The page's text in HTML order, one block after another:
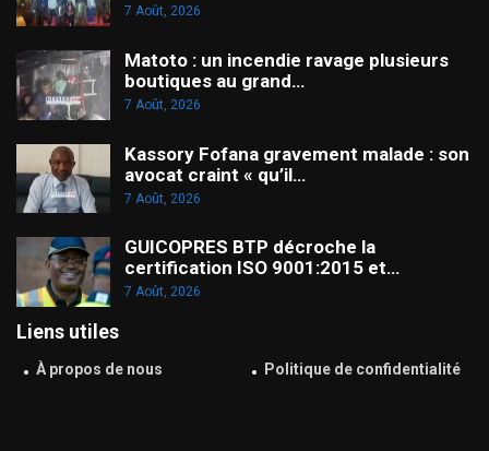
7 Août, 2026
Matoto : un incendie ravage plusieurs
boutiques au grand…
7 Août, 2026
Kassory Fofana gravement malade : son
avocat craint « qu’il…
7 Août, 2026
GUICOPRES BTP décroche la
certification ISO 9001:2015 et…
7 Août, 2026
Liens utiles
À propos de nous Politique de confidentialité